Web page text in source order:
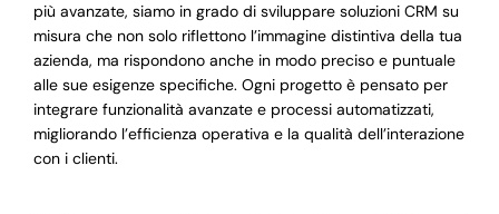
più avanzate, siamo in grado di sviluppare soluzioni CRM su
misura che non solo riflettono l’immagine distintiva della tua
azienda, ma rispondono anche in modo preciso e puntuale
alle sue esigenze specifiche. Ogni progetto è pensato per
integrare funzionalità avanzate e processi automatizzati,
migliorando l’efficienza operativa e la qualità dell’interazione
con i clienti.